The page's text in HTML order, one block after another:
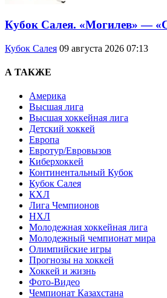
Кубок Салея. «Могилев» —
Кубок Салея 09 августа 2026 07:13
А ТАКЖЕ
Америка
Высшая лига
Высшая хоккейная лига
Детский хоккей
Европа
Евротур/Евровызов
Киберхоккей
Континентальный Кубок
Кубок Салея
КХЛ
Лига Чемпионов
НХЛ
Молодежная хоккейная лига
Молодежный чемпионат мира
Олимпийские игры
Прогнозы на хоккей
Хоккей и жизнь
Фото-Видео
Чемпионат Казахстана